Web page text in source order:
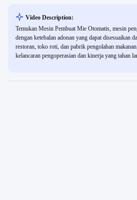
Video Description:
Temukan Mesin Pembuat Mie Otomatis, mesin
dengan ketebalan adonan yang dapat disesuaikan
restoran, toko roti, dan pabrik pengolahan
kelancaran pengoperasian dan kinerja yang tahan